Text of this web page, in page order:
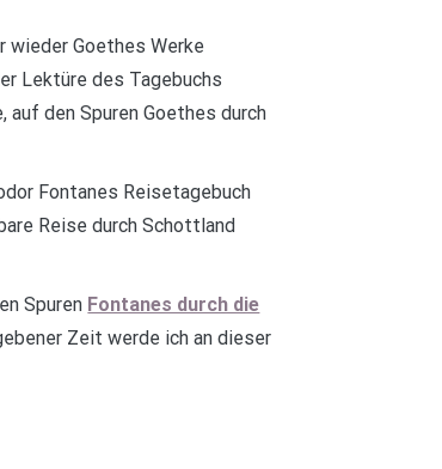
wieder Goethes Werke
Lektüre des Tagebuchs
auf den Spuren Goethes durch
Fontanes Reisetagebuch
Reise durch Schottland
Spuren Fontanes durch die
Zeit werde ich an dieser